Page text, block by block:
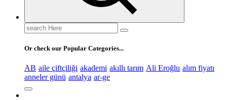
Search
for:
Or check our Popular Categories...
AB aile çiftçiliği akademi akıllı tarım Ali Eroğlu alım fiyatı
anneler günü antalya ar-ge